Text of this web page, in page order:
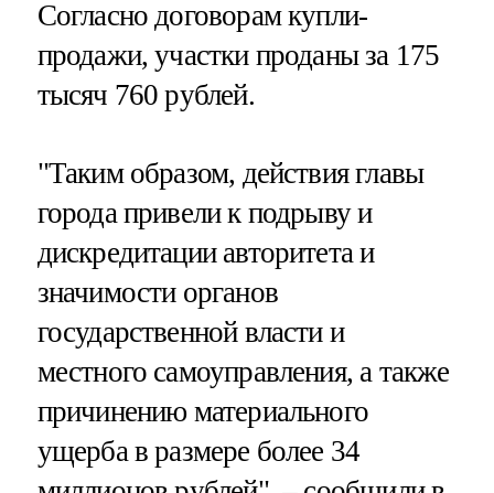
Согласно договорам купли-
продажи, участки проданы за 175
тысяч 760 рублей.
"Таким образом, действия главы
города привели к подрыву и
дискредитации авторитета и
значимости органов
государственной власти и
местного самоуправления, а также
причинению материального
ущерба в размере более 34